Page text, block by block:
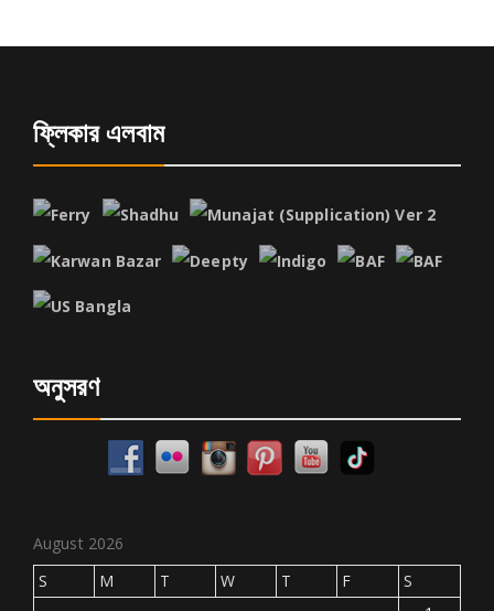
ফ্লিকার এলবাম
অনুসরণ
August 2026
S
M T W T F
S